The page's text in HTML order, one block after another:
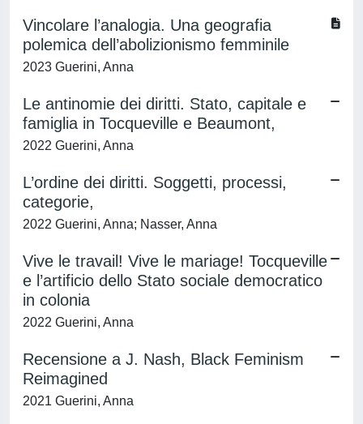
Vincolare l’analogia. Una geografia
polemica dell’abolizionismo femminile
2023 Guerini, Anna
Le antinomie dei diritti. Stato, capitale e
famiglia in Tocqueville e Beaumont,
2022 Guerini, Anna
L’ordine dei diritti. Soggetti, processi,
categorie,
2022 Guerini, Anna; Nasser, Anna
Vive le travail! Vive le mariage! Tocqueville
e l’artificio dello Stato sociale democratico
in colonia
2022 Guerini, Anna
Recensione a J. Nash, Black Feminism
Reimagined
2021 Guerini, Anna